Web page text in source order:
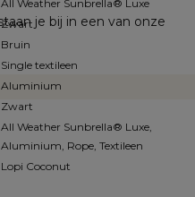
All Weather Sunbrella® Luxe
Zwart
Bruin
Single textileen
Aluminium
Zwart
All Weather Sunbrella® Luxe,
Aluminium, Rope, Textileen
Lopi Coconut